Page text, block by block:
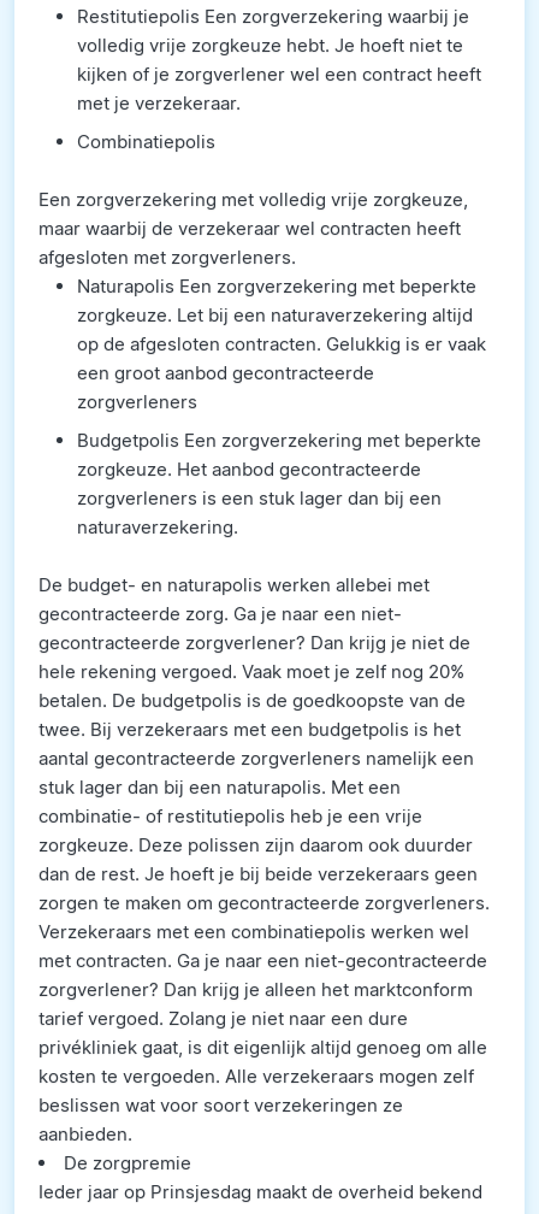
Restitutiepolis Een zorgverzekering waarbij je
volledig vrije zorgkeuze hebt. Je hoeft niet te
kijken of je zorgverlener wel een contract heeft
met je verzekeraar.
Combinatiepolis
Een zorgverzekering met volledig vrije zorgkeuze,
maar waarbij de verzekeraar wel contracten heeft
afgesloten met zorgverleners.
Naturapolis Een zorgverzekering met beperkte
zorgkeuze. Let bij een naturaverzekering altijd
op de afgesloten contracten. Gelukkig is er vaak
een groot aanbod gecontracteerde
zorgverleners
Budgetpolis Een zorgverzekering met beperkte
zorgkeuze. Het aanbod gecontracteerde
zorgverleners is een stuk lager dan bij een
naturaverzekering.
De budget- en naturapolis werken allebei met
gecontracteerde zorg. Ga je naar een niet-
gecontracteerde zorgverlener? Dan krijg je niet de
hele rekening vergoed. Vaak moet je zelf nog 20%
betalen. De budgetpolis is de goedkoopste van de
twee. Bij verzekeraars met een budgetpolis is het
aantal gecontracteerde zorgverleners namelijk een
stuk lager dan bij een naturapolis. Met een
combinatie- of restitutiepolis heb je een vrije
zorgkeuze. Deze polissen zijn daarom ook duurder
dan de rest. Je hoeft je bij beide verzekeraars geen
zorgen te maken om gecontracteerde zorgverleners.
Verzekeraars met een combinatiepolis werken wel
met contracten. Ga je naar een niet-gecontracteerde
zorgverlener? Dan krijg je alleen het marktconform
tarief vergoed. Zolang je niet naar een dure
privékliniek gaat, is dit eigenlijk altijd genoeg om alle
kosten te vergoeden. Alle verzekeraars mogen zelf
beslissen wat voor soort verzekeringen ze
aanbieden.
De zorgpremie
Ieder jaar op Prinsjesdag maakt de overheid bekend